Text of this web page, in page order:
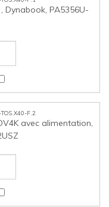
avec alimentation,
F.3
avec alimentation